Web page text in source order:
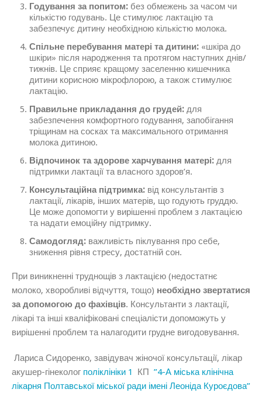
Годування за попитом: без обмежень за часом чи
кількістю годувань. Це стимулює лактацію та
забезпечує дитину необхідною кількістю молока.
Спільне перебування матері та дитини: «шкіра до
шкіри» після народження та протягом наступних днів/
тижнів. Це сприяє кращому заселенню кишечника
дитини корисною мікрофлорою, а також стимулює
лактацію.
Правильне прикладання до грудей: для
забезпечення комфортного годування, запобігання
тріщинам на сосках та максимального отримання
молока дитиною.
Відпочинок та здорове харчування матері: для
підтримки лактації та власного здоров’я.
Консультаційна підтримка: від консультантів з
лактації, лікарів, інших матерів, що годують груддю.
Це може допомогти у вирішенні проблем з лактацією
та надати емоційну підтримку.
Самодогляд: важливість піклування про себе,
зниження рівня стресу, достатній сон.
При виникненні труднощів з лактацією (недостатнє
молоко, хворобливі відчуття, тощо) необхідно звертатися
за допомогою до фахівців. Консультанти з лактації,
лікарі та інші кваліфіковані спеціалісти допоможуть у
вирішенні проблем та налагодити грудне вигодовування.
Лариса Сидоренко, завідувач жіночої консультації, лікар
акушер-гінеколог поліклініки 1 КП ”4-А міська клінічна
лікарня Полтавської міської ради імені Леоніда Куроєдова”